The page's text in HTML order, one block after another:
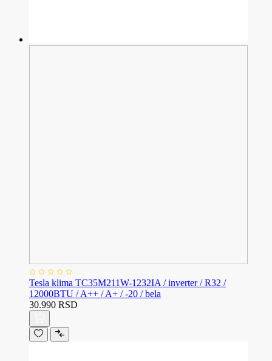
Tesla klima TC35M211W-1232IA / inverter / R32 /
12000BTU / A++ / A+ / -20 / bela
30.990 RSD